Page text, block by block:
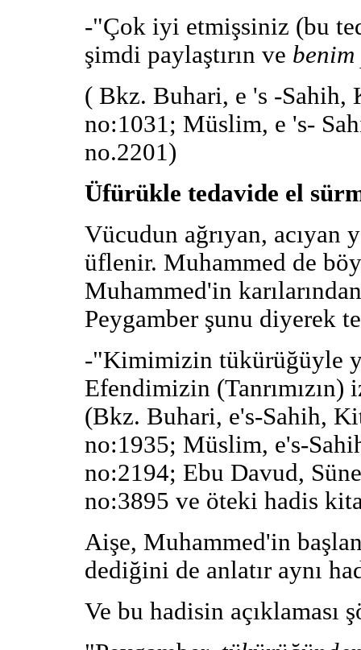
-"Çok iyi etmişsiniz (bu
şimdi paylaştırın ve benim
( Bkz. Buhari, e 's -Sahih,
no:1031; Müslim, e 's-
no.2201)
Üfürükle tedavide el
Vücudun ağrıyan, acıyan
üflenir. Muhammed de
Muhammed'in
Peygamber şunu diyerek
-"Kimimizin tükürüğüyle
Efendimizin
(Bkz. Buhari, e's-Sahih,
no:1935; Müslim, e's-
no:2194; Ebu Davud,
no:3895 ve öteki hadis
Aişe, Muhammed'in
dediğini de anlatır aynı
Ve bu hadisin açıklaması